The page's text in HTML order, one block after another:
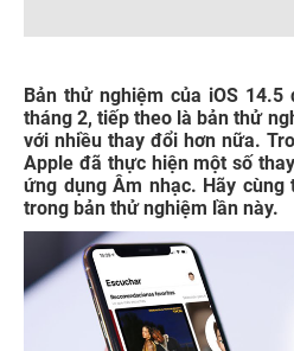
Bản thử nghiệm của iOS
tháng 2, tiếp theo là bản thử
với nhiều thay đổi hơn nữa.
Apple đã thực hiện một số
ứng dụng Âm nhạc. Hãy
trong bản thử nghiệm lần này.